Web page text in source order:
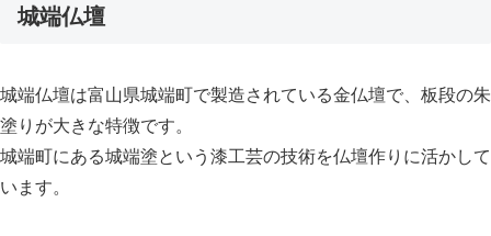
城端仏壇
城端仏壇は富山県城端町で製造されている金仏壇で、板段の朱
塗りが大きな特徴です。
城端町にある城端塗という漆工芸の技術を仏壇作りに活かして
います。